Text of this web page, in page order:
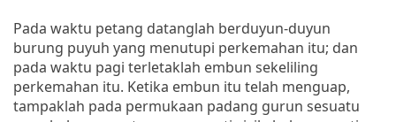
Pada waktu petang datanglah berduyun-duyun
burung puyuh yang menutupi perkemahan itu; dan
pada waktu pagi terletaklah embun sekeliling
perkemahan itu. Ketika embun itu telah menguap,
tampaklah pada permukaan padang gurun sesuatu